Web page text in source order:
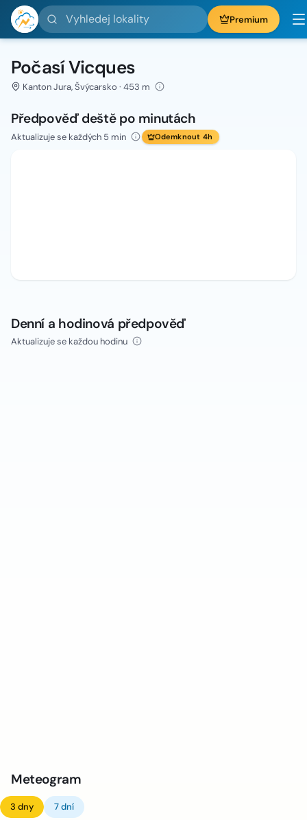
Vyhledej lokality Premium
Počasí Vicques
Kanton Jura, Švýcarsko · 453 m
Předpověď deště po minutách
Aktualizuje se každých 5 min Odemknout 4h
Denní a hodinová předpověď
Aktualizuje se každou hodinu
Meteogram
3 dny 7 dní